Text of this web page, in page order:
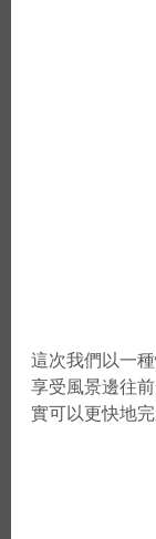
這次我們以一
享受風景邊往
實可以更快地完